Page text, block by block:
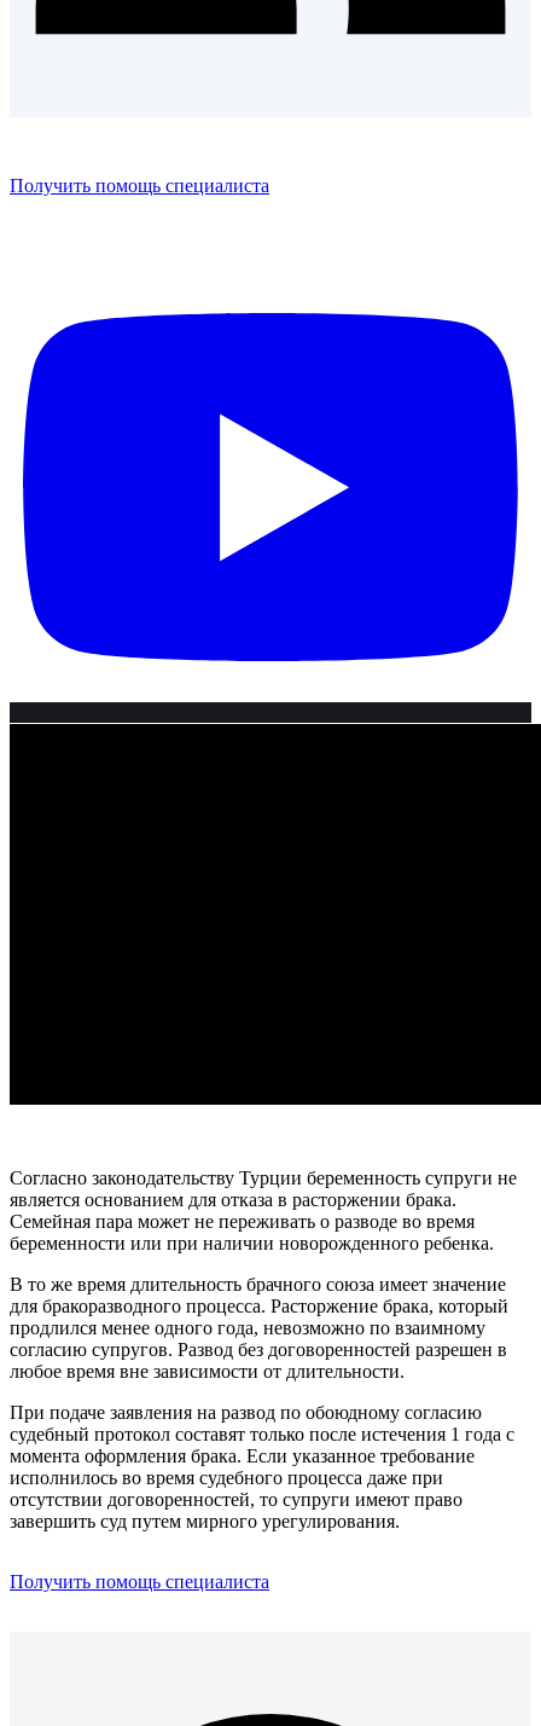
Получить помощь специалиста
Согласно законодательству Турции беременность супруги не
является основанием для отказа в расторжении брака.
Семейная пара может не переживать о разводе во время
беременности или при наличии новорожденного ребенка.
В то же время длительность брачного союза имеет значение
для бракоразводного процесса. Расторжение брака, который
продлился менее одного года, невозможно по взаимному
согласию супругов. Развод без договоренностей разрешен в
любое время вне зависимости от длительности.
При подаче заявления на развод по обоюдному согласию
судебный протокол составят только после истечения 1 года с
момента оформления брака. Если указанное требование
исполнилось во время судебного процесса даже при
отсутствии договоренностей, то супруги имеют право
завершить суд путем мирного урегулирования.
Получить помощь специалиста